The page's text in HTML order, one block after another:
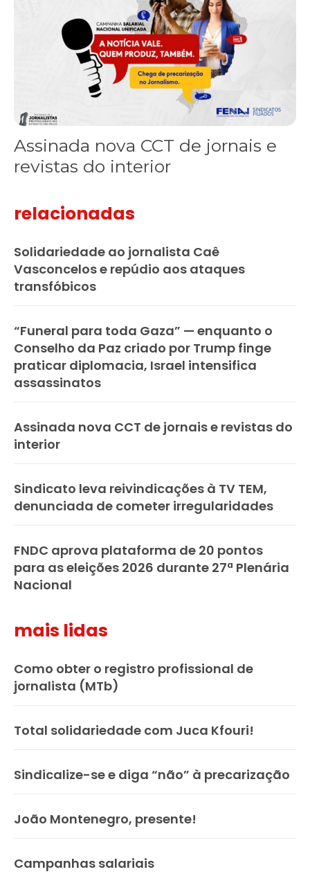
Assinada nova CCT de jornais e
revistas do interior
relacionadas
Solidariedade ao jornalista Caê
Vasconcelos e repúdio aos ataques
transfóbicos
“Funeral para toda Gaza” — enquanto o
Conselho da Paz criado por Trump finge
praticar diplomacia, Israel intensifica
assassinatos
Assinada nova CCT de jornais e revistas do
interior
Sindicato leva reivindicações à TV TEM,
denunciada de cometer irregularidades
FNDC aprova plataforma de 20 pontos
para as eleições 2026 durante 27ª Plenária
Nacional
mais lidas
Como obter o registro profissional de
jornalista (MTb)
Total solidariedade com Juca Kfouri!
Sindicalize-se e diga “não” à precarização
João Montenegro, presente!
Campanhas salariais